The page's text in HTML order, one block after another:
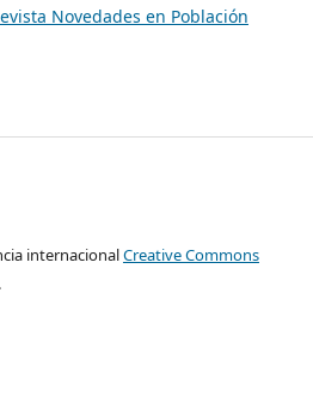
Novedades en Población
internacionalCreative Commons